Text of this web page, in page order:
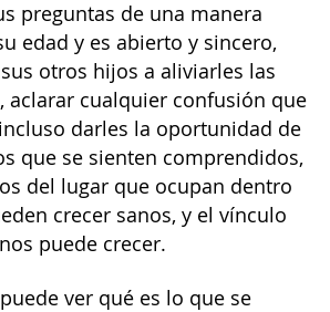
preguntas de una manera
edad y es abierto y sincero,
otros hijos a aliviarles las
aclarar cualquier confusión que
darles la oportunidad de
que se sienten comprendidos,
del lugar que ocupan dentro
crecer sanos, y el vínculo
puede crecer.
ver qué es lo que se